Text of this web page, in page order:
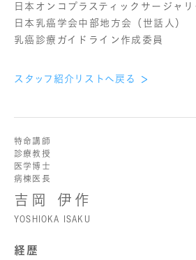
日本オンコプラスティックサージャリ
日本乳癌学会中部地方会（世話人）
乳癌診療ガイドライン作成委員
スタッフ紹介リストへ戻る
特命講師
診療教授
医学博士
病棟医長
吉岡 伊作
YOSHIOKA ISAKU
経歴